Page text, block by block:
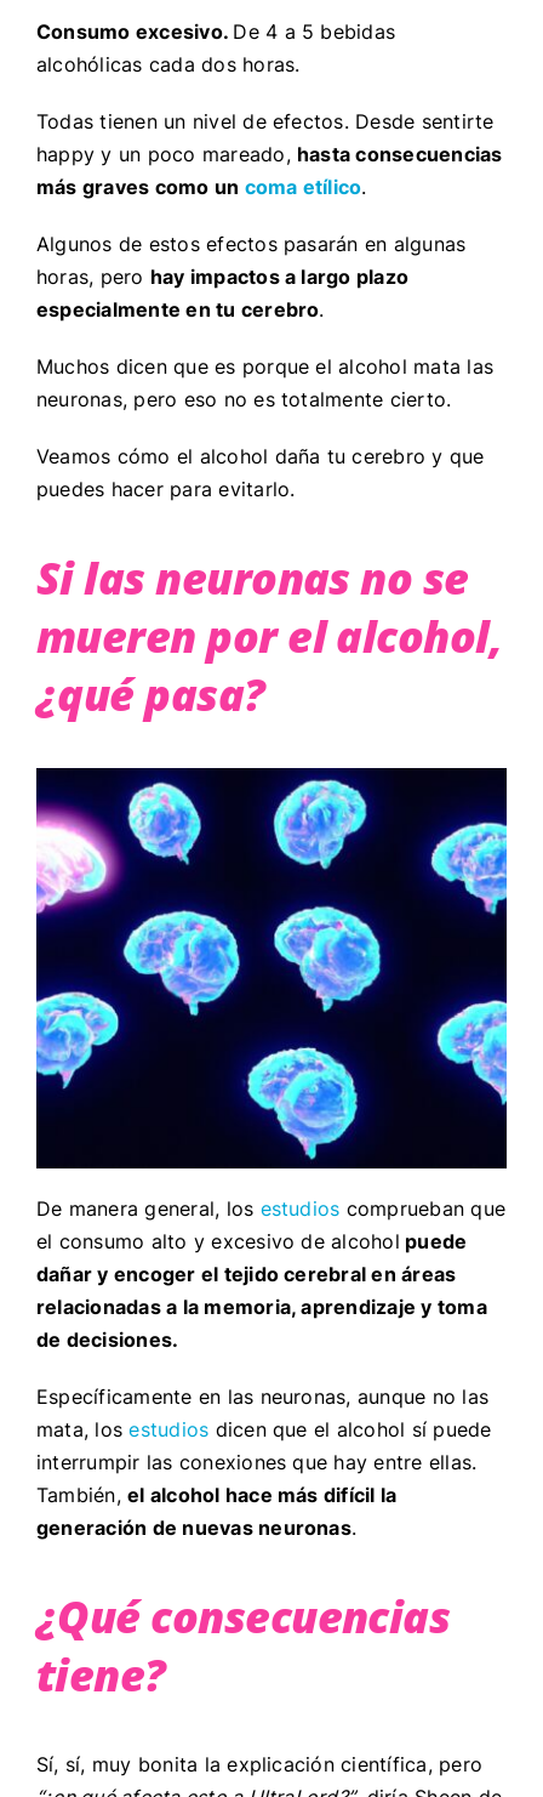
Consumo excesivo. De 4 a 5 bebidas
alcohólicas cada dos horas.
Todas tienen un nivel de efectos. Desde sentirte
happy y un poco mareado, hasta consecuencias
más graves como un coma etílico.
Algunos de estos efectos pasarán en algunas
horas, pero hay impactos a largo plazo
especialmente en tu cerebro.
Muchos dicen que es porque el alcohol mata las
neuronas, pero eso no es totalmente cierto.
Veamos cómo el alcohol daña tu cerebro y que
puedes hacer para evitarlo.
Si las neuronas no se
mueren por el alcohol,
¿qué pasa?
De manera general, los estudios comprueban que
el consumo alto y excesivo de alcohol puede
dañar y encoger el tejido cerebral en áreas
relacionadas a la memoria, aprendizaje y toma
de decisiones.
Específicamente en las neuronas, aunque no las
mata, losestudios dicen que el alcohol sí puede
interrumpir las conexiones que hay entre ellas.
También,el alcohol hace más difícil la
generación de nuevas neuronas.
¿Qué consecuencias
tiene?
Sí, sí, muy bonita la explicación científica, pero